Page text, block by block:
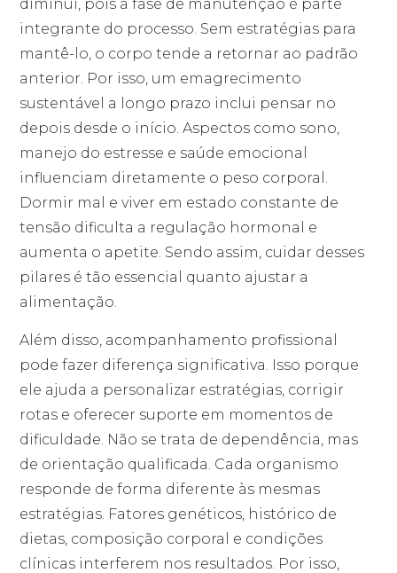
diminui, pois a fase de manutenção é parte
integrante do processo. Sem estratégias para
mantê-lo, o corpo tende a retornar ao padrão
anterior. Por isso, um emagrecimento
sustentável a longo prazo inclui pensar no
depois desde o início. Aspectos como sono,
manejo do estresse e saúde emocional
influenciam diretamente o peso corporal.
Dormir mal e viver em estado constante de
tensão dificulta a regulação hormonal e
aumenta o apetite. Sendo assim, cuidar desses
pilares é tão essencial quanto ajustar a
alimentação.
Além disso, acompanhamento profissional
pode fazer diferença significativa. Isso porque
ele ajuda a personalizar estratégias, corrigir
rotas e oferecer suporte em momentos de
dificuldade. Não se trata de dependência, mas
de orientação qualificada. Cada organismo
responde de forma diferente às mesmas
estratégias. Fatores genéticos, histórico de
dietas, composição corporal e condições
clínicas interferem nos resultados. Por isso,